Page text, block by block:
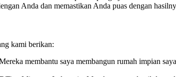
Anda dan memastikan Anda puas dengan
kami berikan:
membantu saya membangun rumah impian